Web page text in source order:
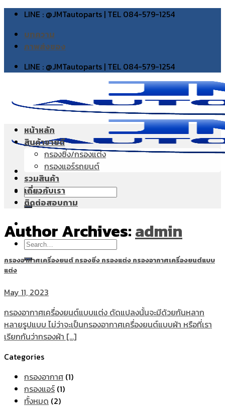
Skip
content
LINE : @JMTautoparts | TEL 084-579-1254
บทความ
ภาพส่งของ
LINE : @JMTautoparts | TEL 084-579-1254
Search
for:
Search
for:
หน้าหลัก
สินค้าขายดี
กรองซิ่ง/กรองแต่ง
กรองแอร์รถยนต์
รวมสินค้า
เกี่ยวกับเรา
ติดต่อสอบถาม
Author Archives:admin
กรองอากาศเครื่องยนต์ กรองซิ่ง กรองแต่ง กรองอากาศเครื่องยนต์แบบ
แต่ง
May 11, 2023
กรองอากาศเครื่องยนต์แบบแต่ง ดัดแปลงนั้นจะมีด้วยกันหลาก
หลายรูปแบบ ไม่ว่าจะเป็นกรองอากาศเครื่องยนต์แบบผ้า หรือที่เรา
เรียกกันว่ากรองผ้า [...]
Categories
กรองอากาศ (1)
กรองแอร์ (1)
ทั้งหมด (2)